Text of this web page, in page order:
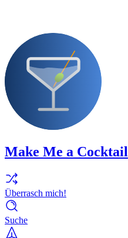
Make Me a Cocktail
Überrasch mich!
Suche